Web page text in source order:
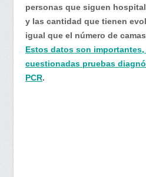
personas que siguen
y las cantidad que tienen
igual que el número de
Estos datos son
cuestionadas pruebas
PCR.